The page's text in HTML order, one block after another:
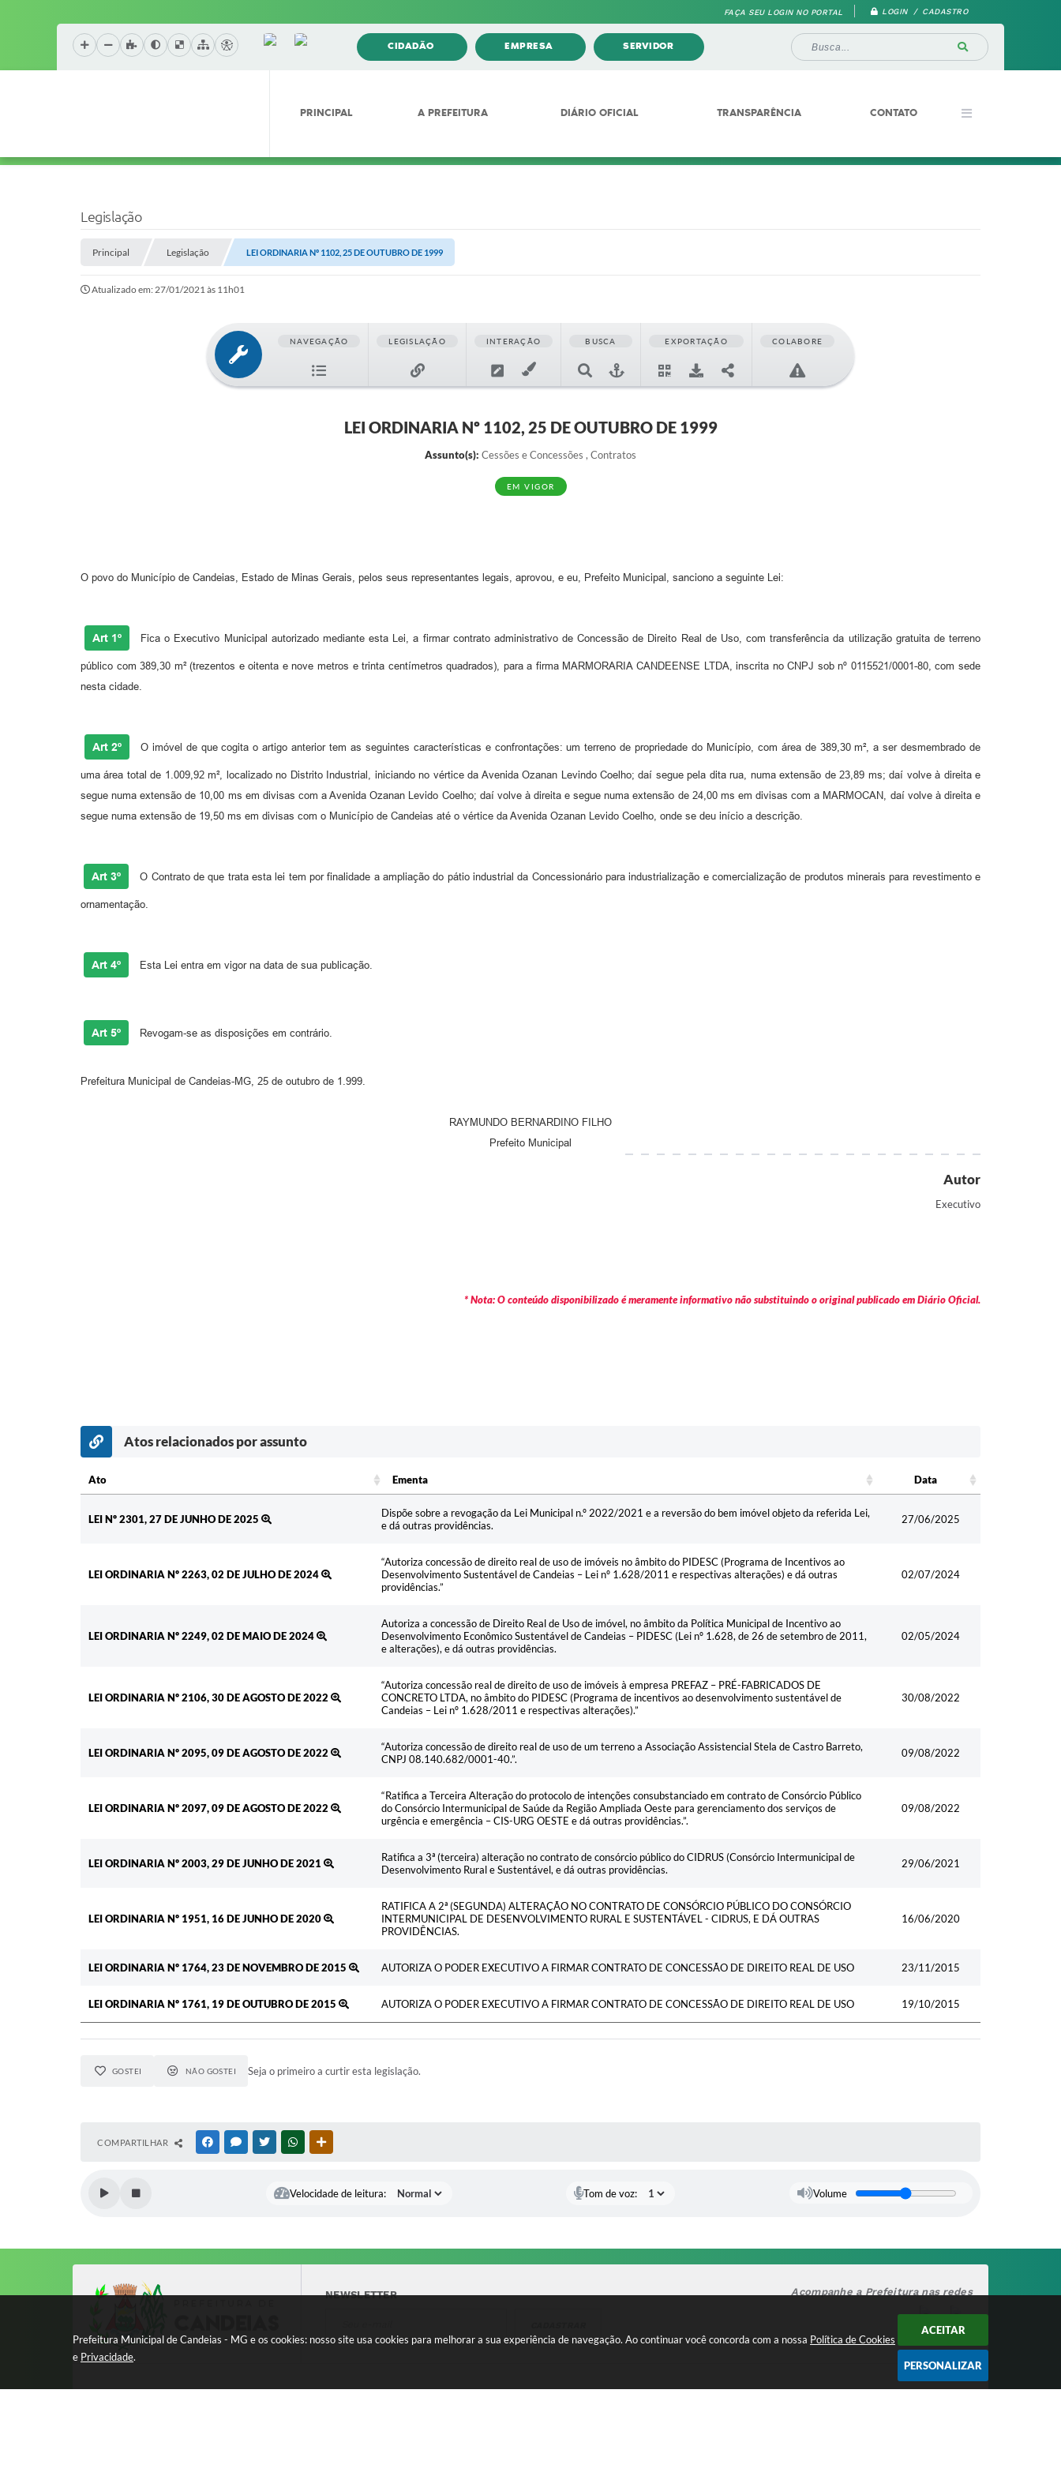
Prefeitura Municipal de Candeias - MG e os cookies: nosso site usa cookies para melhorar a sua experiência de navegação. Ao continuar você concorda com a nossa Política de Cookies
e Privacidade.
ACEITAR
PERSONALIZAR
FAÇA SEU LOGIN NO PORTAL LOGIN / CADASTRO
CIDADÃO EMPRESA SERVIDOR
PRINCIPAL A PREFEITURA DIÁRIO OFICIAL TRANSPARÊNCIA CONTATO
Legislação
Principal Legislação LEI ORDINARIA Nº 1102, 25 DE OUTUBRO DE 1999
Atualizado em: 27/01/2021 às 11h01
NAVEGAÇÃO LEGISLAÇÃO INTERAÇÃO BUSCA EXPORTAÇÃO COLABORE
LEI ORDINARIA Nº 1102, 25 DE OUTUBRO DE 1999
Assunto(s): Cessões e Concessões , Contratos
EM VIGOR
O povo do Município de Candeias, Estado de Minas Gerais, pelos seus representantes legais, aprovou, e eu, Prefeito Municipal, sanciono a seguinte Lei:
Art 1º Fica o Executivo Municipal autorizado mediante esta Lei, a firmar contrato administrativo de Concessão de Direito Real de Uso, com transferência da utilização gratuita de terreno
público com 389,30 m² (trezentos e oitenta e nove metros e trinta centímetros quadrados), para a firma MARMORARIA CANDEENSE LTDA, inscrita no CNPJ sob nº 0115521/0001-80, com sede
nesta cidade.
Art 2º O imóvel de que cogita o artigo anterior tem as seguintes características e confrontações: um terreno de propriedade do Município, com área de 389,30 m², a ser desmembrado de
uma área total de 1.009,92 m², localizado no Distrito Industrial, iniciando no vértice da Avenida Ozanan Levindo Coelho; daí segue pela dita rua, numa extensão de 23,89 ms; daí volve à direita e
segue numa extensão de 10,00 ms em divisas com a Avenida Ozanan Levido Coelho; daí volve à direita e segue numa extensão de 24,00 ms em divisas com a MARMOCAN, daí volve à direita e
segue numa extensão de 19,50 ms em divisas com o Município de Candeias até o vértice da Avenida Ozanan Levido Coelho, onde se deu início a descrição.
Art 3º O Contrato de que trata esta lei tem por finalidade a ampliação do pátio industrial da Concessionário para industrialização e comercialização de produtos minerais para revestimento e
ornamentação.
Art 4º Esta Lei entra em vigor na data de sua publicação.
Art 5º Revogam-se as disposições em contrário.
Prefeitura Municipal de Candeias-MG, 25 de outubro de 1.999.
RAYMUNDO BERNARDINO FILHO
Prefeito Municipal
Autor
Executivo
* Nota: O conteúdo disponibilizado é meramente informativo não substituindo o original publicado em Diário Oficial.
Atos relacionados por assunto
Ato Ementa
Data
LEI Nº 2301, 27 DE JUNHO DE 2025
Dispõe sobre a revogação da Lei Municipal n.º 2022/2021 e a reversão do bem imóvel objeto da referida Lei,
e dá outras providências.
27/06/2025
LEI ORDINARIA Nº 2263, 02 DE JULHO DE 2024
“Autoriza concessão de direito real de uso de imóveis no âmbito do PIDESC (Programa de Incentivos ao
Desenvolvimento Sustentável de Candeias – Lei nº 1.628/2011 e respectivas alterações) e dá outras
providências.”
02/07/2024
LEI ORDINARIA Nº 2249, 02 DE MAIO DE 2024
Autoriza a concessão de Direito Real de Uso de imóvel, no âmbito da Política Municipal de Incentivo ao
Desenvolvimento Econômico Sustentável de Candeias – PIDESC (Lei nº 1.628, de 26 de setembro de 2011,
e alterações), e dá outras providências.
02/05/2024
LEI ORDINARIA Nº 2106, 30 DE AGOSTO DE 2022
“Autoriza concessão real de direito de uso de imóveis à empresa PREFAZ – PRÉ-FABRICADOS DE
CONCRETO LTDA, no âmbito do PIDESC (Programa de incentivos ao desenvolvimento sustentável de
Candeias – Lei nº 1.628/2011 e respectivas alterações).”
30/08/2022
LEI ORDINARIA Nº 2095, 09 DE AGOSTO DE 2022
“Autoriza concessão de direito real de uso de um terreno a Associação Assistencial Stela de Castro Barreto,
CNPJ 08.140.682/0001-40.”.
09/08/2022
LEI ORDINARIA Nº 2097, 09 DE AGOSTO DE 2022
“Ratifica a Terceira Alteração do protocolo de intenções consubstanciado em contrato de Consórcio Público
do Consórcio Intermunicipal de Saúde da Região Ampliada Oeste para gerenciamento dos serviços de
urgência e emergência – CIS-URG OESTE e dá outras providências.”.
09/08/2022
LEI ORDINARIA Nº 2003, 29 DE JUNHO DE 2021
Ratifica a 3ª (terceira) alteração no contrato de consórcio público do CIDRUS (Consórcio Intermunicipal de
Desenvolvimento Rural e Sustentável, e dá outras providências.
29/06/2021
LEI ORDINARIA Nº 1951, 16 DE JUNHO DE 2020
RATIFICA A 2ª (SEGUNDA) ALTERAÇÃO NO CONTRATO DE CONSÓRCIO PÚBLICO DO CONSÓRCIO
INTERMUNICIPAL DE DESENVOLVIMENTO RURAL E SUSTENTÁVEL - CIDRUS, E DÁ OUTRAS
PROVIDÊNCIAS.
16/06/2020
LEI ORDINARIA Nº 1764, 23 DE NOVEMBRO DE 2015 AUTORIZA O PODER EXECUTIVO A FIRMAR CONTRATO DE CONCESSÃO DE DIREITO REAL DE USO 23/11/2015
LEI ORDINARIA Nº 1761, 19 DE OUTUBRO DE 2015 AUTORIZA O PODER EXECUTIVO A FIRMAR CONTRATO DE CONCESSÃO DE DIREITO REAL DE USO 19/10/2015
GOSTEI NÃO GOSTEI Seja o primeiro a curtir esta legislação.
COMPARTILHAR FACEBOOKMESSENGER
TWITTERWHATSAPP
Velocidade de leitura: Tom de voz: Volume
NEWSLETTER Acompanhe a Prefeitura nas redes